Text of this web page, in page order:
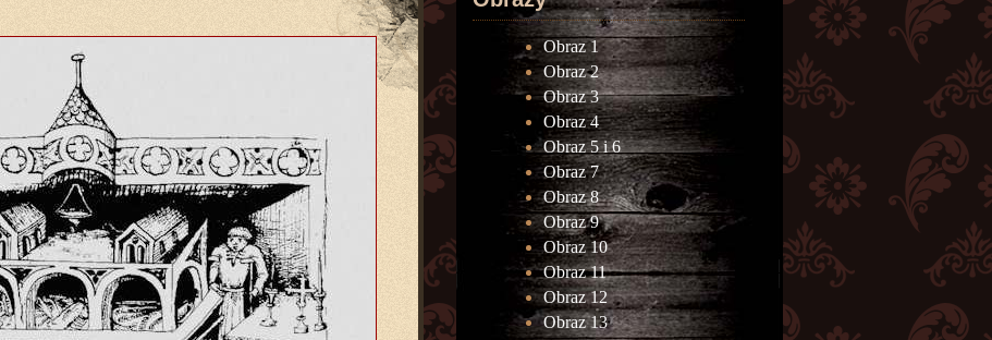
Obraz 1
Obraz 2
Obraz 3
Obraz 4
Obraz 5 i 6
Obraz 7
Obraz 8
Obraz 9
Obraz 10
Obraz 11
Obraz 12
Obraz 13